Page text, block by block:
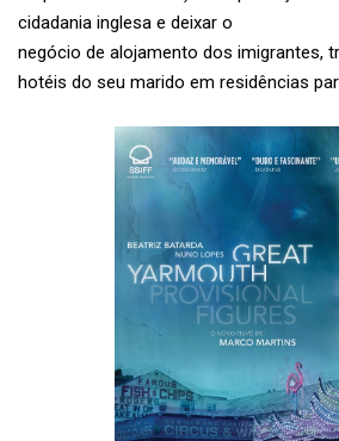
cidadania inglesa e deixar o
negócio de alojamento dos imigrantes,
hotéis do seu marido em residências